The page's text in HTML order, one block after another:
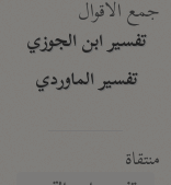
جمع الأقوال
تفسير ابن الجوزي
تفسير الماوردي
منتقاة